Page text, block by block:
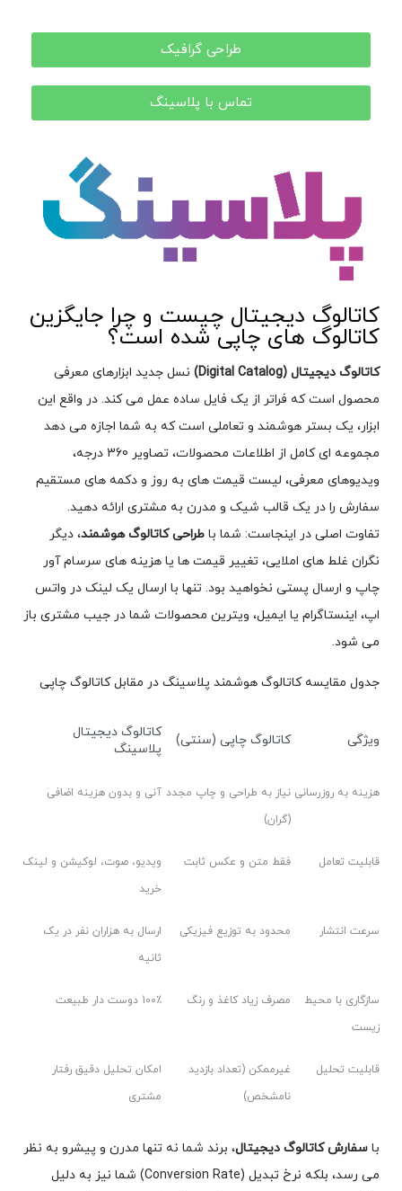
طراحی گرافیک
تماس با پلاسینگ
کاتالوگ دیجیتال چیست و چرا جایگزین
کاتالوگ های چاپی شده است؟
کاتالوگ دیجیتال (Digital Catalog)
نسل جدید ابزارهای معرفی
محصول است که فراتر از یک فایل ساده عمل می کند. در واقع این
ابزار، یک بستر هوشمند و تعاملی است که به شما اجازه می دهد
مجموعه ای کامل از اطلاعات محصولات، تصاویر 360 درجه،
ویدیوهای معرفی، لیست قیمت های به روز و دکمه های مستقیم
سفارش را در یک قالب شیک و مدرن به مشتری ارائه دهید.
تفاوت اصلی در اینجاست: شما با طراحی کاتالوگ هوشمند، دیگر
نگران غلط های املایی، تغییر قیمت ها یا هزینه های سرسام آور
چاپ و ارسال پستی نخواهید بود. تنها با ارسال یک لینک در واتس
اپ، اینستاگرام یا ایمیل، ویترین محصولات شما در جیب مشتری باز
می شود.
جدول مقایسه کاتالوگ هوشمند پلاسینگ در مقابل کاتالوگ چاپی
ویژگی کاتالوگ چاپی (سنتی)
کاتالوگ دیجیتال
پلاسینگ
هزینه به روزرسانی نیاز به طراحی و چاپ مجدد
(گران)
آنی و بدون هزینه اضافی
قابلیت تعامل فقط متن و عکس ثابت
ویدیو، صوت، لوکیشن و لینک
خرید
سرعت انتشار محدود به توزیع فیزیکی
ارسال به هزاران نفر در یک
ثانیه
سازگاری با محیط
زیست
مصرف زیاد کاغذ و رنگ 100٪ دوست دار طبیعت
قابلیت تحلیل
غیرممکن (تعداد بازدید
نامشخص)
امکان تحلیل دقیق رفتار
مشتری
با سفارش کاتالوگ دیجیتال، برند شما نه تنها مدرن و پیشرو به نظر
می رسد، بلکه نرخ تبدیل (Conversion Rate) شما نیز به دلیل